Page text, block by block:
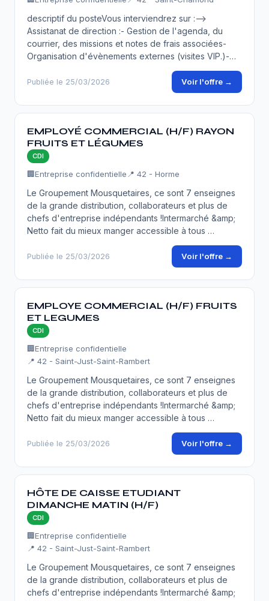
descriptif du posteVous interviendrez sur :-->
Assistanat de direction :- Gestion de l'agenda, du
courrier, des missions et notes de frais associées-
Organisation d'évènements externes (visites VIP.)-…
Publiée le 25/03/2026 Voir l'offre →
EMPLOYÉ COMMERCIAL (H/F) RAYON
FRUITS ET LÉGUMES
CDI
🏢Entreprise confidentielle 📍 42 - Horme
Le Groupement Mousquetaires, ce sont 7 enseignes
de la grande distribution, collaborateurs et plus de
chefs d'entreprise indépendants !Intermarché &amp;
Netto fait du mieux manger accessible à tous …
Publiée le 25/03/2026 Voir l'offre →
EMPLOYE COMMERCIAL (H/F) FRUITS
ET LEGUMES
CDI
🏢Entreprise confidentielle
📍 42 - Saint-Just-Saint-Rambert
Le Groupement Mousquetaires, ce sont 7 enseignes
de la grande distribution, collaborateurs et plus de
chefs d'entreprise indépendants !Intermarché &amp;
Netto fait du mieux manger accessible à tous …
Publiée le 25/03/2026 Voir l'offre →
HÔTE DE CAISSE ETUDIANT
DIMANCHE MATIN (H/F)
CDI
🏢Entreprise confidentielle
📍 42 - Saint-Just-Saint-Rambert
Le Groupement Mousquetaires, ce sont 7 enseignes
de la grande distribution, collaborateurs et plus de
chefs d'entreprise indépendants !Intermarché &amp;